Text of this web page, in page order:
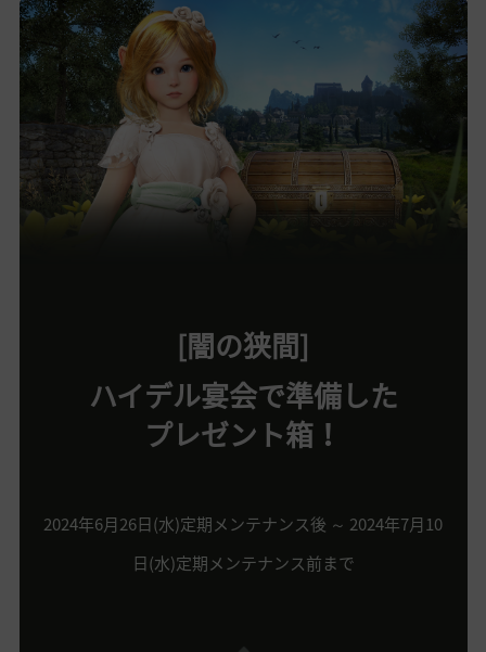
[闇の狭間]
ハイデル宴会で準備した
プレゼント箱！
2024年6月26日(水)定期メンテナンス後 ～ 2024年7月10
日(水)定期メンテナンス前まで